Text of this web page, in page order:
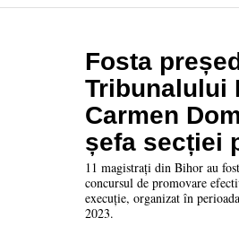
Fosta
Tribunalului
Carmen
șefa secției
Georgeta
vor la
11 magistrați din Bihor au
concursul de promovare
execuție, organizat în
2023.